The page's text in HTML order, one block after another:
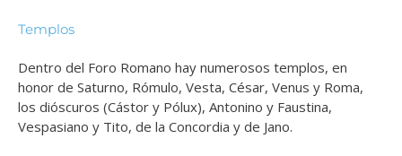
Templos
Dentro del Foro Romano hay numerosos templos, en
honor de Saturno, Rómulo, Vesta, César, Venus y Roma,
los dióscuros (Cástor y Pólux), Antonino y Faustina,
Vespasiano y Tito, de la Concordia y de Jano.